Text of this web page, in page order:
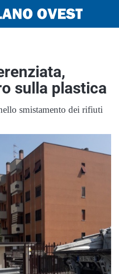
sulla plastica
smistamento dei rifiuti